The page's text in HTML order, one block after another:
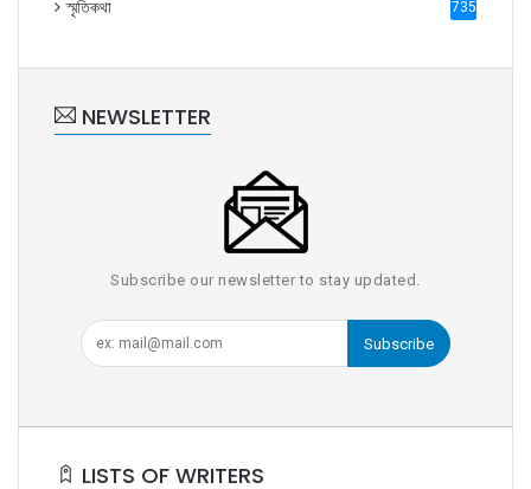
স্মৃতিকথা 735
NEWSLETTER
Subscribe our newsletter to stay updated.
Subscribe
LISTS OF WRITERS